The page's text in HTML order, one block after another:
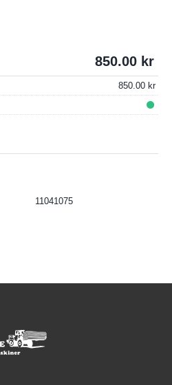
850.00
850.00
11041075